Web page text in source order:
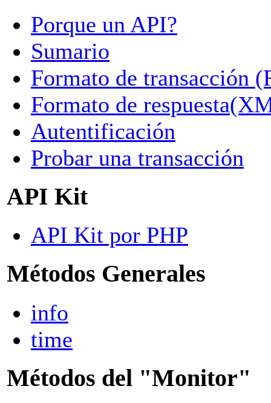
Porque un API?
Sumario
Formato de transacción
Formato de
Autentificación
Probar una transacción
API Kit
API Kit por PHP
Métodos Generales
info
time
Métodos del "Monitor"